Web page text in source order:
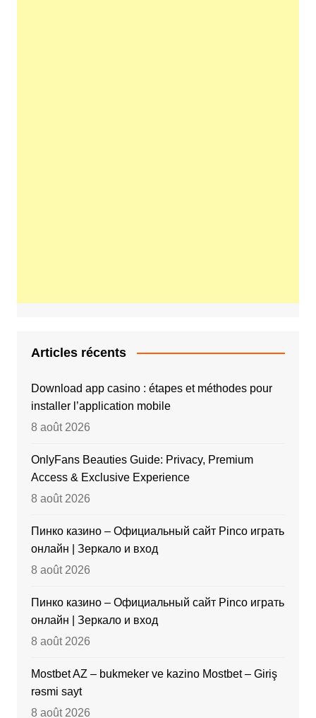
Articles récents
Download app casino : étapes et méthodes pour
installer l’application mobile
8 août 2026
OnlyFans Beauties Guide: Privacy, Premium
Access & Exclusive Experience
8 août 2026
Пинко казино – Официальный сайт Pinco играть
онлайн | Зеркало и вход
8 août 2026
Пинко казино – Официальный сайт Pinco играть
онлайн | Зеркало и вход
8 août 2026
Mostbet AZ – bukmeker ve kazino Mostbet – Giriş
rəsmi sayt
8 août 2026